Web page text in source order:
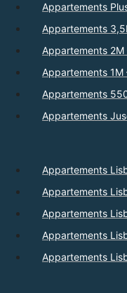
Appartements
Appartements
Appartements
Appartements 1M
Appartements
Appartements
Appartements
Appartements
Appartements
Appartements
Appartements